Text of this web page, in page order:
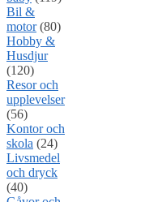
Bil &
motor (80)
Hobby &
Husdjur
(120)
Resor och
upplevelser
(56)
Kontor och
skola (24)
Livsmedel
och dryck
(40)